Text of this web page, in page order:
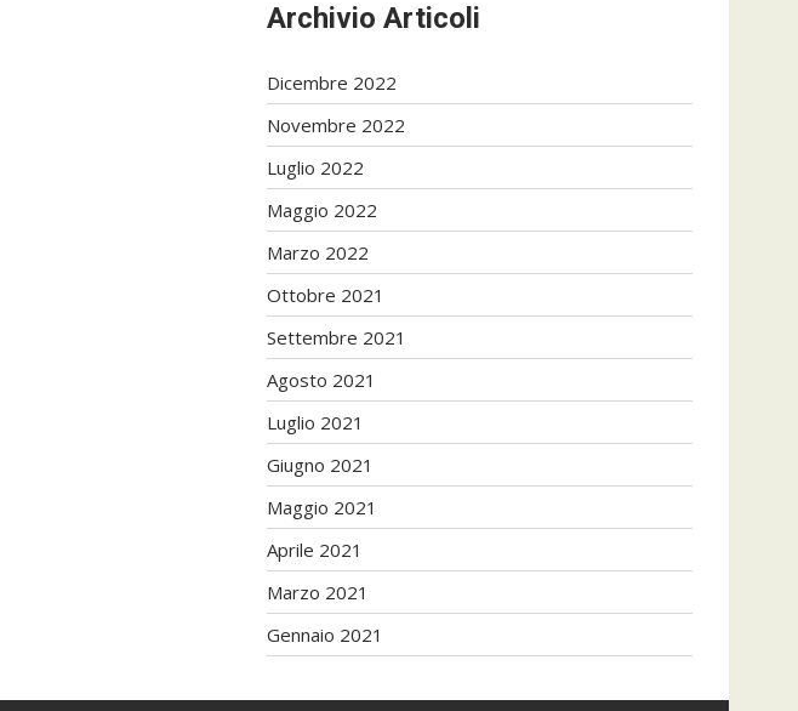
Archivio Articoli
Dicembre 2022
Novembre 2022
Luglio 2022
Maggio 2022
Marzo 2022
Ottobre 2021
Settembre 2021
Agosto 2021
Luglio 2021
Giugno 2021
Maggio 2021
Aprile 2021
Marzo 2021
Gennaio 2021